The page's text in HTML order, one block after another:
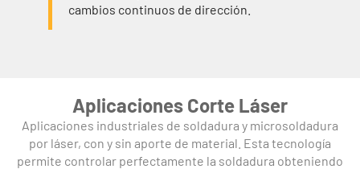
cambios continuos de dirección.
Aplicaciones Corte Láser
Aplicaciones industriales de soldadura y microsoldadura
por láser, con y sin aporte de material. Esta tecnología
permite controlar perfectamente la soldadura obteniendo